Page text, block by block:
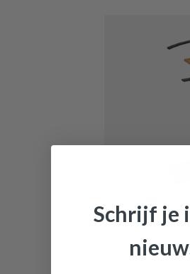
€ 34,60
Dressboy
Zwart/Hout
Schrijf je